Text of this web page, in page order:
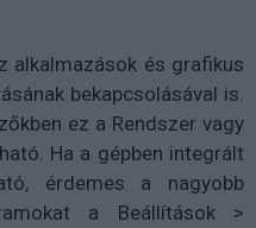
alkalmazások és grafikus
bekapcsolásával is.
ez a Rendszer vagy
Ha a gépben integrált
érdemes a nagyobb
a Beállítások >